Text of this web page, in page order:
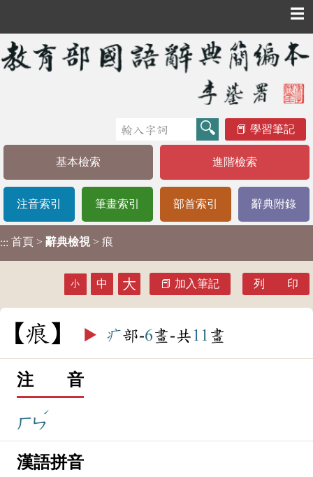
☰
學習筆記
基本檢索 進階檢索
注音索引 筆畫索引 部首索引 辭典附錄
::: 首頁 > 辭典檢視 > 痕
小 中 大 加入筆記 列 印
痕 ▶️ 疒部-6畫-共 11 畫
注 音
ㄏㄣ
ˊ
漢語拼音